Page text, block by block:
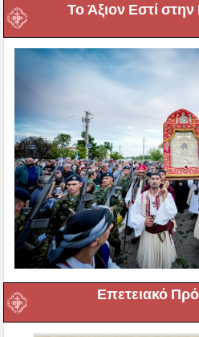
Το Άξιον Εστί
Επετειακό